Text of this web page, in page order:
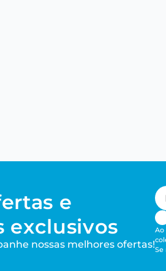
e
exclusivos
nossas melhores ofertas!
Ao
Se